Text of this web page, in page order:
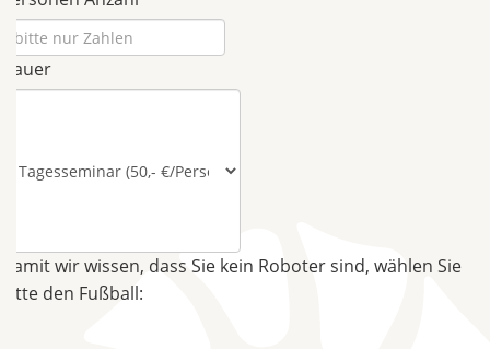
Dauer
Damit wir wissen, dass Sie kein Roboter sind, wählen Sie
bitte den Fußball: